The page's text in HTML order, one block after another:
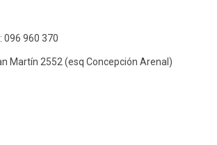
096 960 370
Martín 2552 (esq Concepción Arenal)